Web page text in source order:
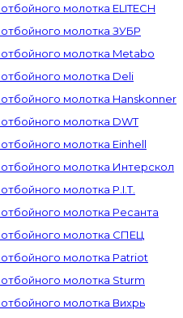
молотка ELITECH
молотка ЗУБР
молотка Metabo
молотка Deli
молотка Hanskonner
молотка DWT
молотка Einhell
молотка Интерскол
молотка P.I.T.
молотка Ресанта
молотка СПЕЦ
молотка Patriot
молотка Sturm
молотка Вихрь